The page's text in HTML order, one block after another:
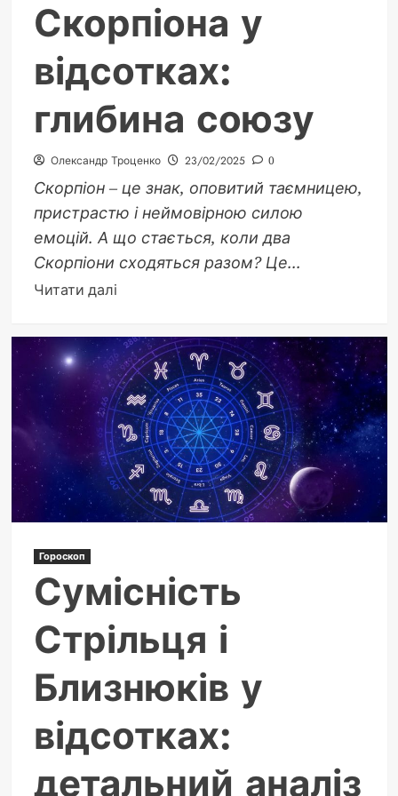
Скорпіона у
відсотках:
глибина союзу
Олександр Троценко 23/02/2025 0
Скорпіон – це знак, оповитий таємницею,
пристрастю і неймовірною силою
емоцій. А що стається, коли два
Скорпіони сходяться разом? Це...
Читати даліДокладніше
Сумісність
Скорпіона
і
Скорпіона
у
відсотках:
глибина
союзу
Гороскоп
Сумісність
Стрільця і
Близнюків у
відсотках:
детальний аналіз